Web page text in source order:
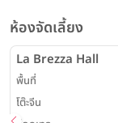
ห้องจัดเลี้ยง
La Brezza Hall
พื้นที่
โต๊ะจีน